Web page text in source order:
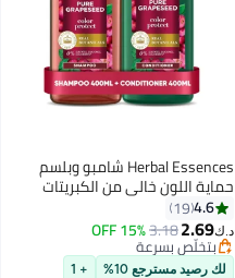
Herbal Essences شامبو وبلسم
حماية اللون خالي من الكبريتات
4.6
19
د.ك‏2.69
3.18
15% OFFبتخلّص بسرعة
تم بيع +110 مؤخرًا
بتخلّص بسرعة
لك رصيد مسترجع 10% + 1